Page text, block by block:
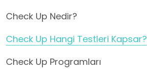
Check Up Nedir?
Check Up Hangi Testleri Kapsar?
Check Up Programları